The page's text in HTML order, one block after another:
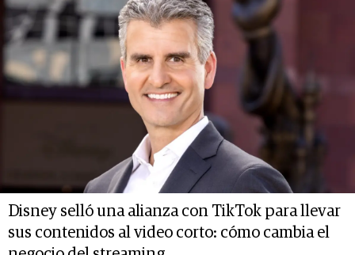
Disney selló una alianza con TikTok para llevar
sus contenidos al video corto: cómo cambia el